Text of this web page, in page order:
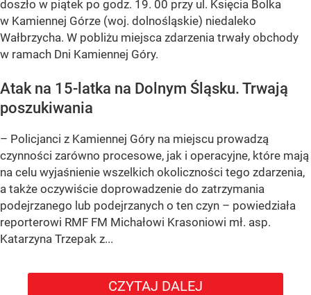
doszło w piątek po godz. 19. 00 przy ul. Księcia Bolka
w Kamiennej Górze (woj. dolnośląskie) niedaleko
Wałbrzycha. W pobliżu miejsca zdarzenia trwały obchody
w ramach Dni Kamiennej Góry.
Atak na 15-latka na Dolnym Śląsku. Trwają
poszukiwania
– Policjanci z Kamiennej Góry na miejscu prowadzą
czynności zarówno procesowe, jak i operacyjne, które mają
na celu wyjaśnienie wszelkich okoliczności tego zdarzenia,
a także oczywiście doprowadzenie do zatrzymania
podejrzanego lub podejrzanych o ten czyn – powiedziała
reporterowi RMF FM Michałowi Krasoniowi mł. asp.
Katarzyna Trzepak z...
CZYTAJ DALEJ